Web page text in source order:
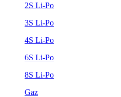
2S Li-Po
3S Li-Po
4S Li-Po
6S Li-Po
8S Li-Po
Gaz